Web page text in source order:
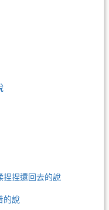
捏捏還回去的說
的說